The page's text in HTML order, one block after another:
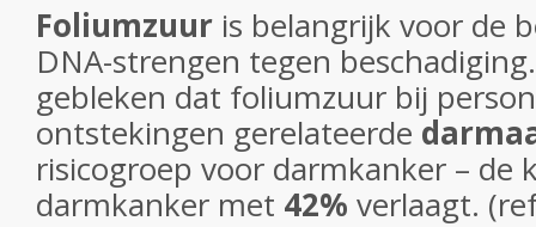
Foliumzuur is belangrijk voor de
DNA-strengen tegen
gebleken dat foliumzuur bij
ontstekingen gerelateerde
risicogroep voor darmkanker – de
darmkanker met 42% verlaagt.